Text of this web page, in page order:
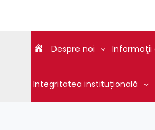
Despre noi Informaţii
Integritatea instituțională